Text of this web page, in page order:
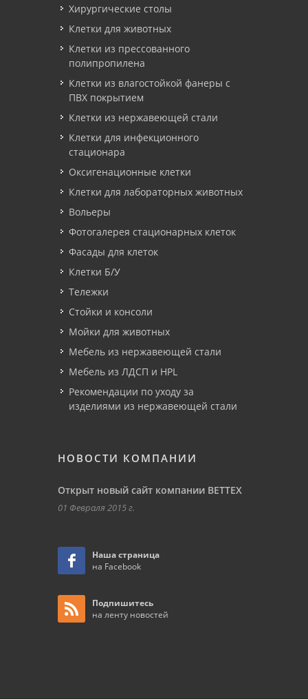
Хирургические столы
Клетки для животных
Клетки из прессованного
полипропилена
Клетки из влагостойкой фанеры с
ПВХ покрытием
Клетки из нержавеющей стали
Клетки для инфекционного
стационара
Оксигенационные клетки
Клетки для лабораторных животных
Вольеры
Фотогалерея стационарных клеток
Фасады для клеток
Клетки Б/У
Тележки
Стойки и консоли
Мойки для животных
Мебель из нержавеющей стали
Мебель из ЛДСП и HPL
Рекомендации по уходу за
изделиями из нержавеющей стали
НОВОСТИ КОМПАНИИ
Открыт новый сайт компании ВЕТТЕХ
01 Февраля 2015 г.
Наша страница
на Facebook
Подпишитесь
на ленту новостей